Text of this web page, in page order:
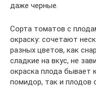
даже черные.
Сорта томатов с
окраску: сочетают
разных цветов, как
сладкие на вкус, не
окраска плода бывает
помидор, так и плодов